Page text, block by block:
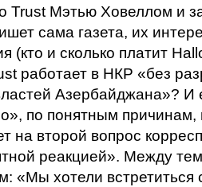
Trust Мэтью Ховеллом и
сама газета, их
(кто и сколько платит
работает в НКР «без
Азербайджана»? И
по понятным причинам,
на второй вопрос
реакцией». Между
«Мы хотели встретиться